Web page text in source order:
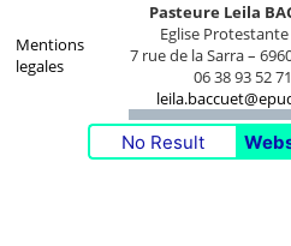
Mentions
legales
Pasteure Leila
Eglise
7 rue de la Sarra –
06 38 93 52 71
No Result